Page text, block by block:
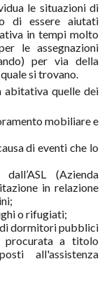
le situazioni di
di essere aiutati
in tempi molto
le assegnazioni
per via della
si trovano.
abitativa quelle dei
mobiliare e
di eventi che lo
(Azienda
in relazione
o rifugiati;
dormitori pubblici
a titolo
all'assistenza